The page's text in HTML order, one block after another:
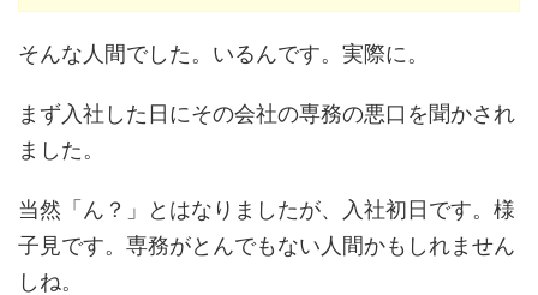
そんな人間でした。いるんです。実際に。
まず入社した日にその会社の専務の悪口を聞かされ
ました。
当然「ん？」とはなりましたが、入社初日です。様
子見です。専務がとんでもない人間かもしれません
しね。